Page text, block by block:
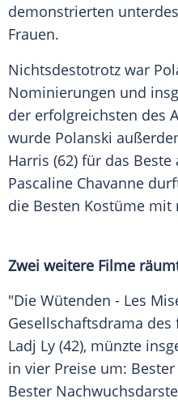
demonstrierten
Frauen.
Nichtsdestotrotz war
Nominierungen und
der erfolgreichsten des
wurde Polanski
Harris (62) für das
Pascaline Chavanne
die Besten Kostüme mit
Zwei weitere Filme
"Die Wütenden - Les
Gesellschaftsdrama des
Ladj Ly (42), münzte
in vier Preise um:
Bester